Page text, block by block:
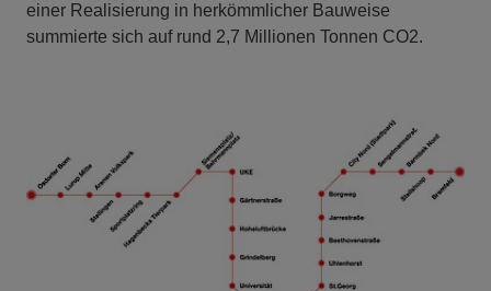
einer Realisierung in herkömmlicher Bauweise
summierte sich auf rund 2,7 Millionen Tonnen CO2.